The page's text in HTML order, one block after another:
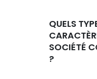
QUELS
SOCIÉTÉ
?